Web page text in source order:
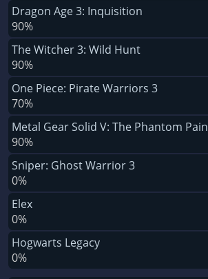
Dragon Age 3: Inquisition
90%
The Witcher 3: Wild Hunt
90%
One Piece: Pirate Warriors 3
70%
Metal Gear Solid V: The Phantom Pain
90%
Sniper: Ghost Warrior 3
0%
Elex
0%
Hogwarts Legacy
0%